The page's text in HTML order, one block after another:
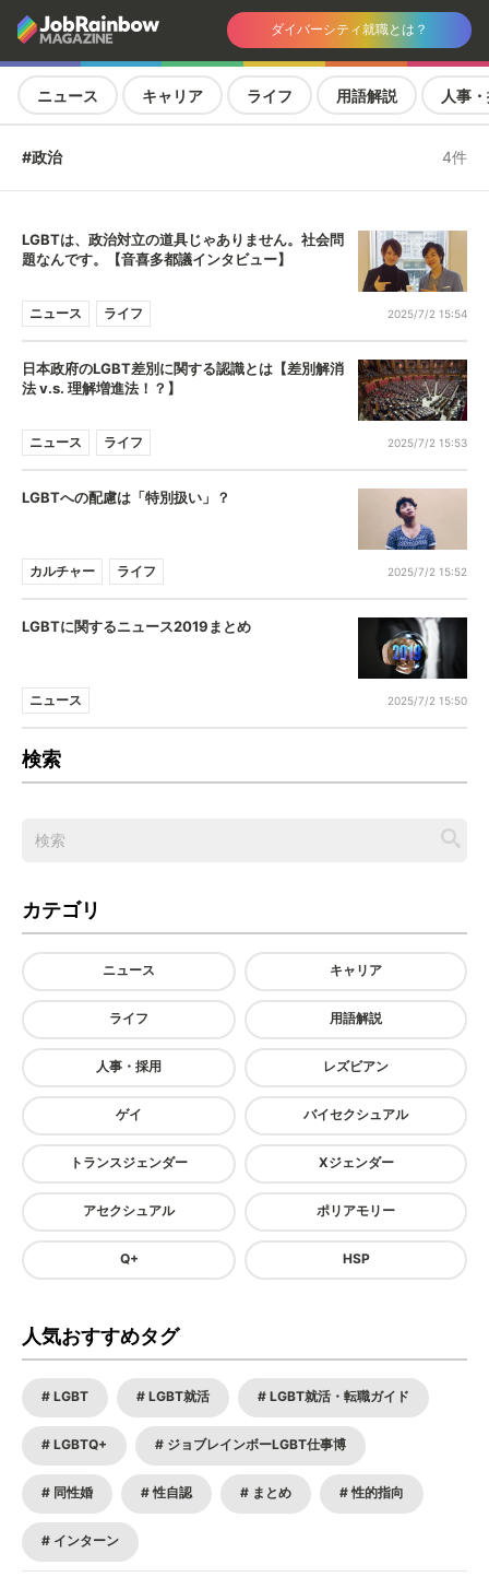
ダイバーシティ就職とは？
ニュース キャリア ライフ 用語解説 人事
#政治 4件
LGBTは、政治対立の道具じゃありません。社会問
題なんです。【音喜多都議インタビュー】
ニュース ライフ 2025/7/2 15:54
日本政府のLGBT差別に関する認識とは【差別解消
法 v.s. 理解増進法！？】
ニュース ライフ 2025/7/2 15:53
LGBTへの配慮は「特別扱い」？
カルチャー ライフ 2025/7/2 15:52
LGBTに関するニュース2019まとめ
ニュース 2025/7/2 15:50
検索
カテゴリ
ニュース キャリア
ライフ 用語解説
人事・採用 レズビアン
ゲイ バイセクシュアル
トランスジェンダー Xジェンダー
アセクシュアル ポリアモリー
Q+ HSP
人気おすすめタグ
LGBT LGBT就活 LGBT就活・転職ガイド
LGBTQ+ ジョブレインボーLGBT仕事博
同性婚 性自認 まとめ 性的指向
インターン